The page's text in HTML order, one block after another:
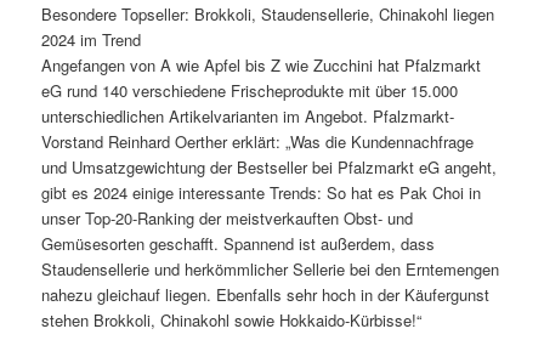
Besondere Topseller: Brokkoli, Staudensellerie, Chinakohl liegen
2024 im Trend
Angefangen von A wie Apfel bis Z wie Zucchini hat Pfalzmarkt
eG rund 140 verschiedene Frischeprodukte mit über 15.000
unterschiedlichen Artikelvarianten im Angebot. Pfalzmarkt-
Vorstand Reinhard Oerther erklärt: „Was die Kundennachfrage
und Umsatzgewichtung der Bestseller bei Pfalzmarkt eG angeht,
gibt es 2024 einige interessante Trends: So hat es Pak Choi in
unser Top-20-Ranking der meistverkauften Obst- und
Gemüsesorten geschafft. Spannend ist außerdem, dass
Staudensellerie und herkömmlicher Sellerie bei den Erntemengen
nahezu gleichauf liegen. Ebenfalls sehr hoch in der Käufergunst
stehen Brokkoli, Chinakohl sowie Hokkaido-Kürbisse!“